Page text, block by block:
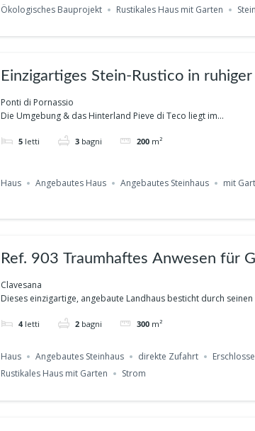
Ökologisches Bauprojekt
Rustikales Haus mit Garten
Einzigartiges Stein-Rustico in
Albenga / Ponti di Pornassio Ref.905
Ponti di Pornassio
Die Umgebung & das Hinterland Pieve di Teco liegt im...
5 letti 3 bagni 200 m²
Haus Angebautes Haus Angebautes Steinhaus mit
Ref. 903 Traumhaftes Anwesen für
Clavesana
Dieses einzigartige, angebaute Landhaus besticht durch
4 letti 2 bagni 300 m²
Haus Angebautes Steinhaus direkte Zufahrt
Rustikales Haus mit Garten
Strom